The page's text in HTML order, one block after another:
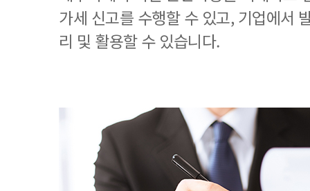
가세 신고를 수행할 수 있고, 기업에서
리 및 활용할 수 있습니다.